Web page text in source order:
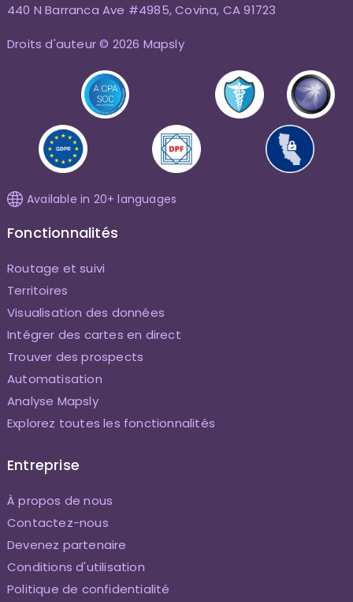
440 N Barranca Ave #4985, Covina, CA 91723
Droits d'auteur © 2026 Mapsly
Available in 20+ languages
Fonctionnalités
Routage et suivi
Territoires
Visualisation des données
Intégrer des cartes en direct
Trouver des prospects
Automatisation
Analyse Mapsly
Explorez toutes les fonctionnalités
Entreprise
À propos de nous
Contactez-nous
Devenez partenaire
Conditions d'utilisation
Politique de confidentialité